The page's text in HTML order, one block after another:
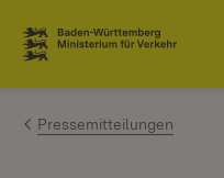
Zum Inhalt springen
Link zur Startseite
Pressemitteilungen